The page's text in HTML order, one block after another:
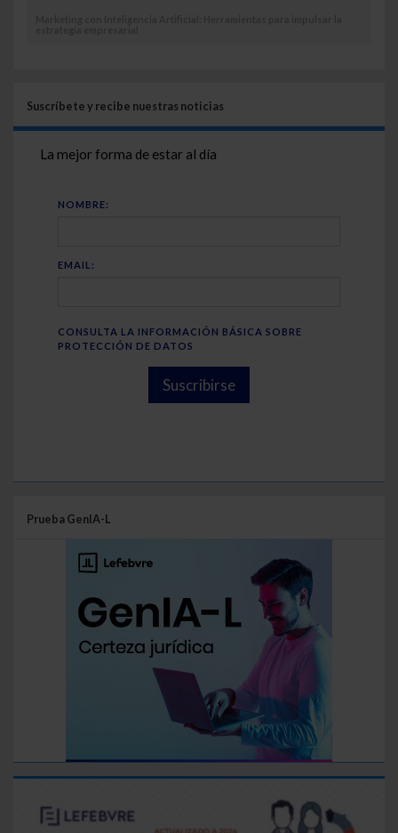
Suscríbete y recibe nuestras noticias
La mejor forma de estar al día
NOMBRE:
EMAIL:
CONSULTA LA INFORMACIÓN BÁSICA SOBRE
PROTECCIÓN DE DATOS
Suscribirse
Prueba GenIA-L